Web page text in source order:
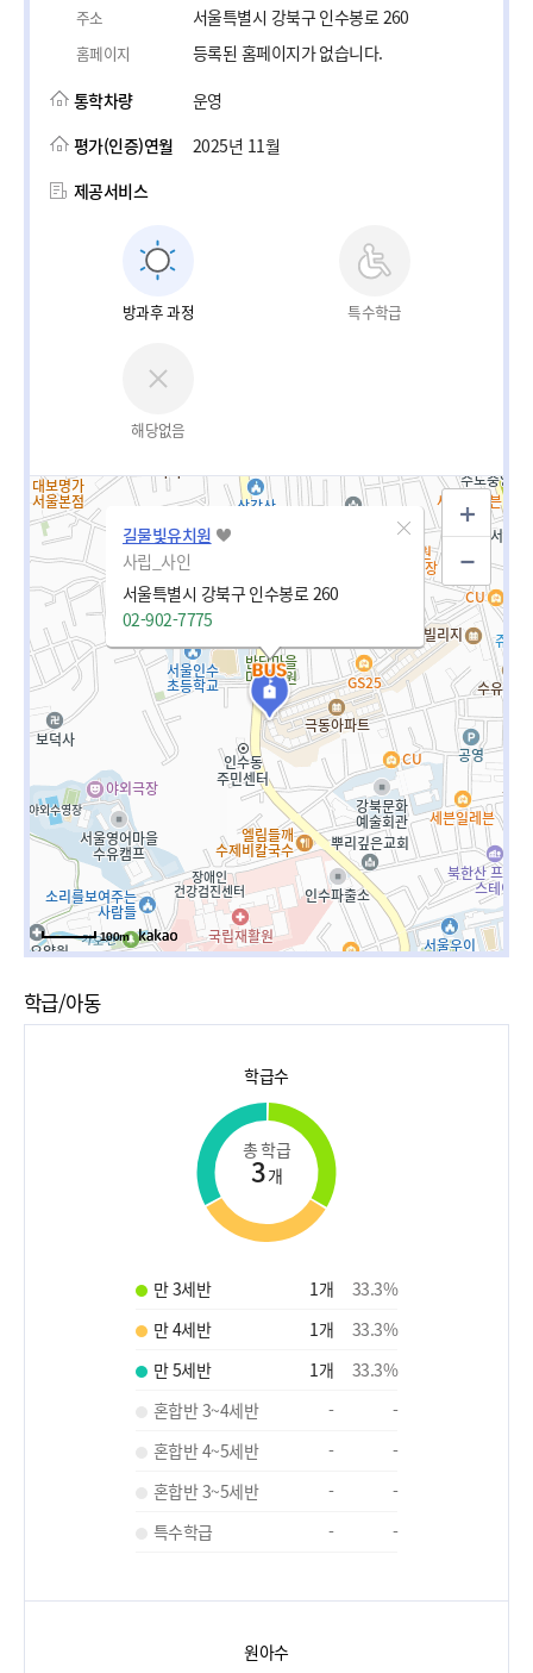
주소 서울특별시 강북구 인수봉로 260
홈페이지
등록된 홈페이지가 없습니다.
통학차량
운영
평가(인증)연월
2025년 11월
제공서비스
방과후 과정 특수학급
해당없음
길물빛유치원
사립_사인
서울특별시 강북구 인수봉로 260
02-902-7775
100m
학급/아동
학급수
총 학급
3개
만 3세반 1개 33.3%
만 4세반
1개 33.3%
만 5세반
1개 33.3%
혼합반 3~4세반
-
-
혼합반 4~5세반
-
-
혼합반 3~5세반
-
-
특수학급
- -
원아수